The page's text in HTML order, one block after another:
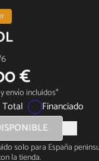
€
envío incluidos*
Total
Financiado
solo para España
la tienda.